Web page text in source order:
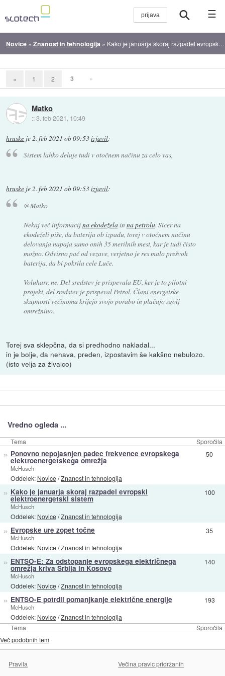
☰
Novice »Znanost in tehnologija » Kako je januarja skoraj razpadel evropski elektroenergetski sistem
« 1 2 3 »
Matko
::3. feb 2021, 10:49
hruske je2. feb 2021 ob 09:53izjavil:
Sistem lahko deluje tudi v otočnem načinu za celo vas,
hruske je2. feb 2021 ob 09:53izjavil:
@Matko
Nekaj več informacijna ekodeželain na petrolu. Sicer na
ekodeželi piše, da baterija ob izpadu, torej v otočnem načinu
delovanja napaja samo onih 35 merilnih mest, kar je tudi čisto
možno. Odvisno pač od vezave, verjetno je res malo prešvoh
baterija, da bi pokrila cele Luče.
Voluharr, ne. Del sredstev je prispevala EU, ker je to pilotni
projekt, del sredstev je prispeval Petrol. Člani energetske
skupnosti večinoma krijejo svojo porabo in plačajo zgolj
omrežnino.
Torej sva sklepčna, da si predhodno nakladal...
in je bolje, da nehava, preden, izpostavim še kakšno nebulozo.
(isto velja za živalco)
Vredno ogleda ...
Tema Sporočila
Tema Sporočila
» Ponovno nepojasnjen padec frekvence evropskega
elektroenergetskega omrežja
McHusch
Oddelek: Novice/Znanost in tehnologija
50
» Kako je januarja skoraj razpadel evropski
elektroenergetski sistem
McHusch
Oddelek: Novice/Znanost in tehnologija
100
» Evropske ure zopet točne
McHusch
Oddelek: Novice/Znanost in tehnologija
35
» ENTSO-E: Za odstopanje evropskega električnega
omrežja kriva Srbija in Kosovo
McHusch
Oddelek: Novice/Znanost in tehnologija
140
» ENTSO-E potrdil pomanjkanje električne energije
McHusch
Oddelek: Novice/Znanost in tehnologija
193
Več podobnih tem
Pravila
Večina pravic pridržanih